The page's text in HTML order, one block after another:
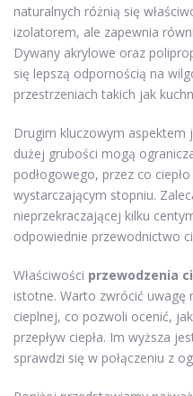
naturalnych różnią się
izolatorem, ale zapewnia
Dywany akrylowe oraz
się lepszą odpornością na
przestrzeniach takich jak
Drugim kluczowym aspektem
dużej grubości mogą
podłogowego, przez co
wystarczającym stopniu.
nieprzekraczającej kilku
odpowiednie przewodnictwo
Właściwości przewodzenia
istotne. Warto zwrócić uwagę
cieplnej, co pozwoli ocenić,
przepływ ciepła. Im wyższa
sprawdzi się w połączeniu z